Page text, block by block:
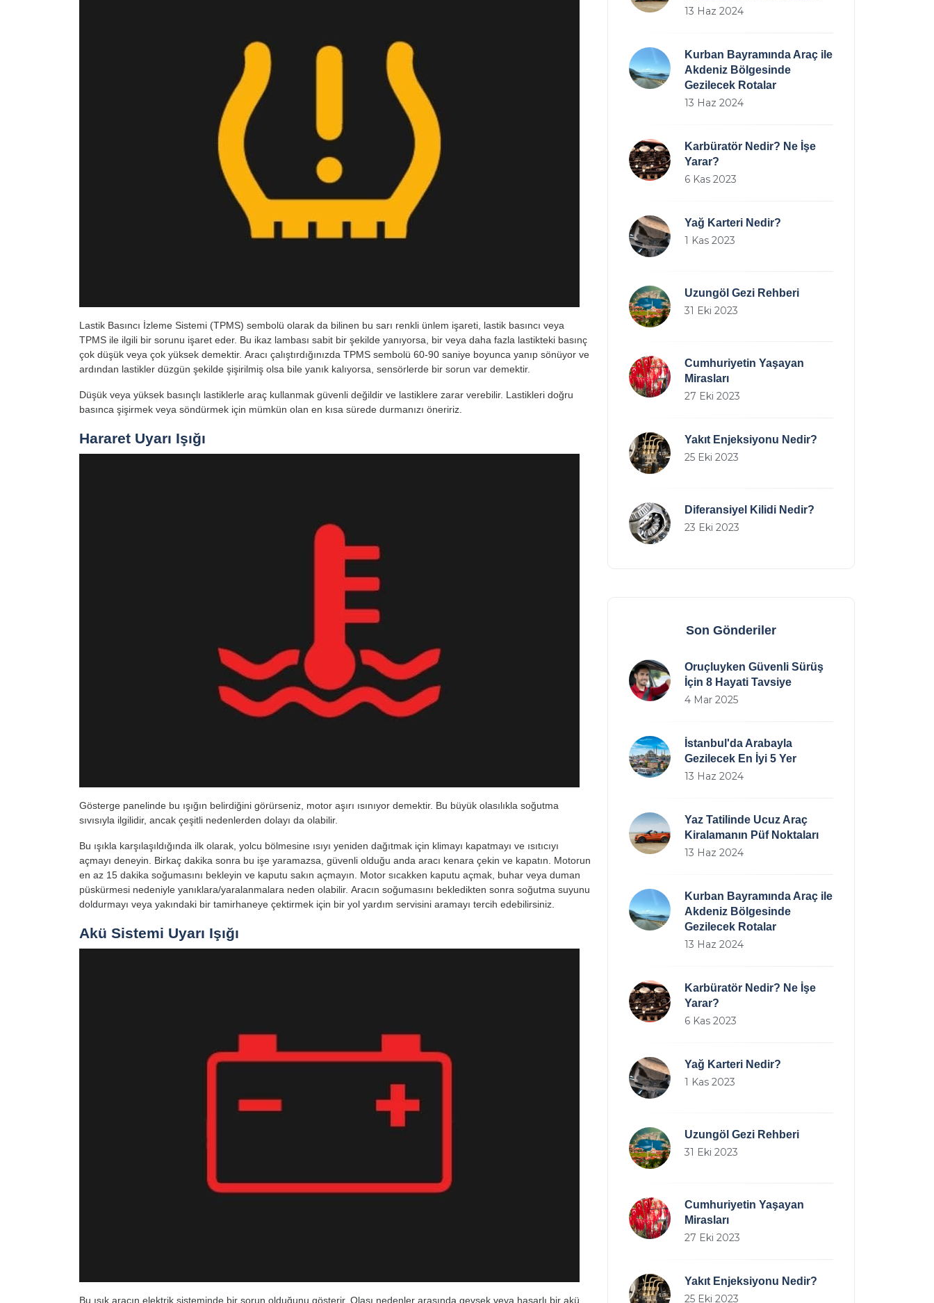
Lastik Basıncı İzleme Sistemi (TPMS) sembolü olarak da bilinen bu sarı renkli ünlem işareti, lastik basıncı veya
TPMS ile ilgili bir sorunu işaret eder. Bu ikaz lambası sabit bir şekilde yanıyorsa, bir veya daha fazla lastikteki basınç
çok düşük veya çok yüksek demektir. Aracı çalıştırdığınızda TPMS sembolü 60-90 saniye boyunca yanıp sönüyor ve
ardından lastikler düzgün şekilde şişirilmiş olsa bile yanık kalıyorsa, sensörlerde bir sorun var demektir.
Düşük veya yüksek basınçlı lastiklerle araç kullanmak güvenli değildir ve lastiklere zarar verebilir. Lastikleri doğru
basınca şişirmek veya söndürmek için mümkün olan en kısa sürede durmanızı öneririz.
Hararet Uyarı Işığı
Gösterge panelinde bu ışığın belirdiğini görürseniz, motor aşırı ısınıyor demektir. Bu büyük olasılıkla soğutma
sıvısıyla ilgilidir, ancak çeşitli nedenlerden dolayı da olabilir.
Bu ışıkla karşılaşıldığında ilk olarak, yolcu bölmesine ısıyı yeniden dağıtmak için klimayı kapatmayı ve ısıtıcıyı
açmayı deneyin. Birkaç dakika sonra bu işe yaramazsa, güvenli olduğu anda aracı kenara çekin ve kapatın. Motorun
en az 15 dakika soğumasını bekleyin ve kaputu sakın açmayın. Motor sıcakken kaputu açmak, buhar veya duman
püskürmesi nedeniyle yanıklara/yaralanmalara neden olabilir. Aracın soğumasını bekledikten sonra soğutma suyunu
doldurmayı veya yakındaki bir tamirhaneye çektirmek için bir yol yardım servisini aramayı tercih edebilirsiniz.
Akü Sistemi Uyarı Işığı
Bu ışık aracın elektrik sisteminde bir sorun olduğunu gösterir. Olası nedenler arasında gevşek veya hasarlı bir akü
13 Haz 2024
Kurban Bayramında Araç ile
Akdeniz Bölgesinde
Gezilecek Rotalar
13 Haz 2024
Karbüratör Nedir? Ne İşe
Yarar?
6 Kas 2023
Yağ Karteri Nedir?
1 Kas 2023
Uzungöl Gezi Rehberi
31 Eki 2023
Cumhuriyetin Yaşayan
Mirasları
27 Eki 2023
Yakıt Enjeksiyonu Nedir?
25 Eki 2023
Diferansiyel Kilidi Nedir?
23 Eki 2023
Son Gönderiler
Oruçluyken Güvenli Sürüş
İçin 8 Hayati Tavsiye
4 Mar 2025
İstanbul'da Arabayla
Gezilecek En İyi 5 Yer
13 Haz 2024
Yaz Tatilinde Ucuz Araç
Kiralamanın Püf Noktaları
13 Haz 2024
Kurban Bayramında Araç ile
Akdeniz Bölgesinde
Gezilecek Rotalar
13 Haz 2024
Karbüratör Nedir? Ne İşe
Yarar?
6 Kas 2023
Yağ Karteri Nedir?
1 Kas 2023
Uzungöl Gezi Rehberi
31 Eki 2023
Cumhuriyetin Yaşayan
Mirasları
27 Eki 2023
Yakıt Enjeksiyonu Nedir?
25 Eki 2023